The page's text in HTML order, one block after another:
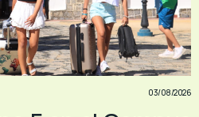
03/08/2026